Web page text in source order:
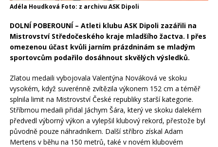
Adéla Houdková Foto: z archivu ASK Dipoli
DOLNÍ POBEROUNÍ – Atleti klubu ASK Dipoli zazářili na
Mistrovství Středočeského kraje mladšího žactva. I přes
omezenou účast kvůli jarním prázdninám se mladým
sportovcům podařilo dosáhnout skvělých výsledků.
Zlatou medaili vybojovala Valentýna Nováková ve skoku
vysokém, když suverénně zvítězila výkonem 152 cm a téměř
splnila limit na Mistrovství České republiky starší kategorie.
Stříbrnou medaili přidal Jáchym Šára, který ve skoku dalekém
předvedl výborný výkon a vylepšil klubový rekord, přestože byl
původně pouze náhradníkem. Další stříbro získal Adam
Mertens v běhu na 150 metrů, také v novém klubovém